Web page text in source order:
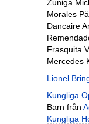
Zuniga
Morales
Dancaire
Frasquita
Mercedes
Lionel
Kungliga
Barn från
Kungliga